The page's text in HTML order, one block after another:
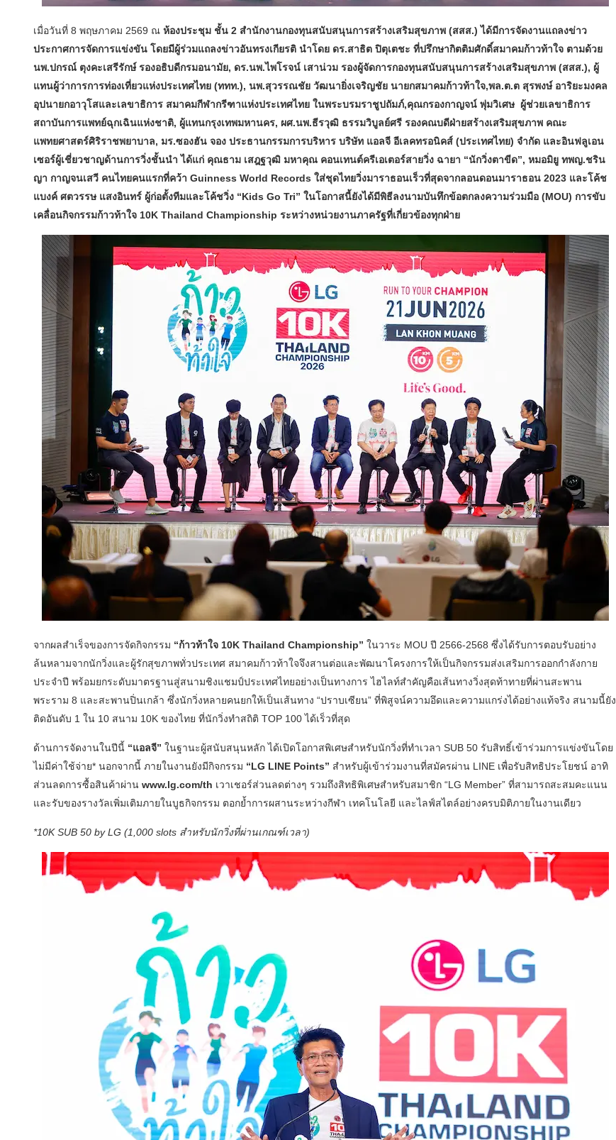
เมื่อวันที่ 8 พฤษภาคม 2569 ณ ห้องประชุม ชั้น 2 สำนักงานกองทุนสนับสนุนการสร้างเสริมสุขภาพ (สสส.) ได้มีการจัดงานแถลงข่าว
ประกาศการจัดการแข่งขัน โดยมีผู้ร่วมแถลงข่าวอันทรงเกียรติ นำโดย ดร.สาธิต ปิตุเตชะ ที่ปรึกษากิตติมศักดิ์สมาคมก้าวท้าใจ ตามด้วย
นพ.ปกรณ์ ตุงคะเสรีรักษ์ รองอธิบดีกรมอนามัย, ดร.นพ.ไพโรจน์ เสาน่วม รองผู้จัดการกองทุนสนับสนุนการสร้างเสริมสุขภาพ (สสส.), ผู้
แทนผู้ว่าการการท่องเที่ยวแห่งประเทศไทย (ททท.), นพ.สุวรรณชัย วัฒนายิ่งเจริญชัย นายกสมาคมก้าวท้าใจ,พล.ต.ต สุรพงษ์ อาริยะมงคล
อุปนายกอาวุโสและเลขาธิการ สมาคมกีฬากรีฑาแห่งประเทศไทย ในพระบรมราชูปถัมภ์,คุณกรองกาญจน์ พุ่มวิเศษ ผู้ช่วยเลขาธิการ
สถาบันการแพทย์ฉุกเฉินแห่งชาติ, ผู้แทนกรุงเทพมหานคร, ผศ.นพ.ธีรวุฒิ ธรรมวิบูลย์ศรี รองคณบดีฝ่ายสร้างเสริมสุขภาพ คณะ
แพทยศาสตร์ศิริราชพยาบาล, มร.ซองฮัน จอง ประธานกรรมการบริหาร บริษัท แอลจี อีเลคทรอนิคส์ (ประเทศไทย) จำกัด และอินฟลูเอน
เซอร์ผู้เชี่ยวชาญด้านการวิ่งชั้นนำ ได้แก่ คุณธาม เสฎฐวุฒิ มหาคุณ คอนเทนต์ครีเอเตอร์สายวิ่ง ฉายา “นักวิ่งตาขีด”, หมอมิยู ทพญ.ชริน
ญา กาญจนเสวี คนไทยคนแรกที่คว้า Guinness World Records ใส่ชุดไทยวิ่งมาราธอนเร็วที่สุดจากลอนดอนมาราธอน 2023 และโค้ช
แบงค์ ศตวรรษ แสงอินทร์ ผู้ก่อตั้งทีมและโค้ชวิ่ง “Kids Go Tri” ในโอกาสนี้ยังได้มีพิธีลงนามบันทึกข้อตกลงความร่วมมือ (MOU) การขับ
เคลื่อนกิจกรรมก้าวท้าใจ 10K Thailand Championship ระหว่างหน่วยงานภาครัฐที่เกี่ยวข้องทุกฝ่าย
จากผลสำเร็จของการจัดกิจกรรม “ก้าวท้าใจ 10K Thailand Championship” ในวาระ MOU ปี 2566-2568 ซึ่งได้รับการตอบรับอย่าง
ล้นหลามจากนักวิ่งและผู้รักสุขภาพทั่วประเทศ สมาคมก้าวท้าใจจึงสานต่อและพัฒนาโครงการให้เป็นกิจกรรมส่งเสริมการออกกำลังกาย
ประจำปี พร้อมยกระดับมาตรฐานสู่สนามชิงแชมป์ประเทศไทยอย่างเป็นทางการ ไฮไลท์สำคัญคือเส้นทางวิ่งสุดท้าทายที่ผ่านสะพาน
พระราม 8 และสะพานปิ่นเกล้า ซึ่งนักวิ่งหลายคนยกให้เป็นเส้นทาง “ปราบเซียน” ที่พิสูจน์ความอึดและความแกร่งได้อย่างแท้จริง สนามนี้ยัง
ติดอันดับ 1 ใน 10 สนาม 10K ของไทย ที่นักวิ่งทำสถิติ TOP 100 ได้เร็วที่สุด
ด้านการจัดงานในปีนี้ “แอลจี” ในฐานะผู้สนับสนุนหลัก ได้เปิดโอกาสพิเศษสำหรับนักวิ่งที่ทำเวลา SUB 50 รับสิทธิ์เข้าร่วมการแข่งขันโดย
ไม่มีค่าใช้จ่าย* นอกจากนี้ ภายในงานยังมีกิจกรรม “LG LINE Points” สำหรับผู้เข้าร่วมงานที่สมัครผ่าน LINE เพื่อรับสิทธิประโยชน์ อาทิ
ส่วนลดการซื้อสินค้าผ่าน www.lg.com/th เวาเชอร์ส่วนลดต่างๆ รวมถึงสิทธิพิเศษสำหรับสมาชิก “LG Member” ที่สามารถสะสมคะแนน
และรับของรางวัลเพิ่มเติมภายในบูธกิจกรรม ตอกย้ำการผสานระหว่างกีฬา เทคโนโลยี และไลฟ์สไตล์อย่างครบมิติภายในงานเดียว
*10K SUB 50 by LG (1,000 slots สำหรับนักวิ่งที่ผ่านเกณฑ์เวลา)